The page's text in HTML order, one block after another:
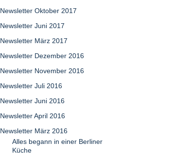
Newsletter Oktober 2017
Newsletter Juni 2017
Newsletter März 2017
Newsletter Dezember 2016
Newsletter November 2016
Newsletter Juli 2016
Newsletter Juni 2016
Newsletter April 2016
Newsletter März 2016
Alles begann in einer Berliner
Küche